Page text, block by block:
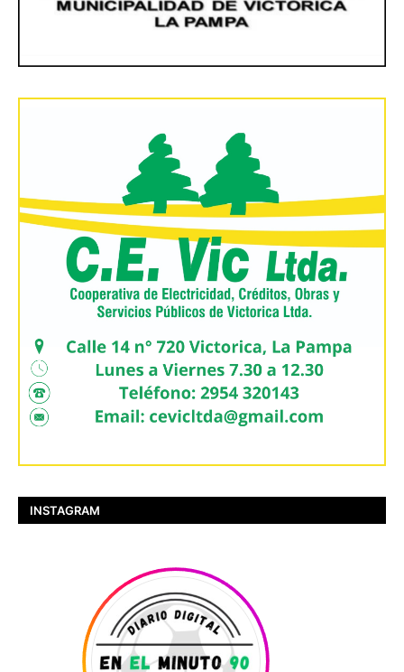
INSTAGRAM